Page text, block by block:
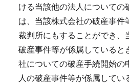
ける当該他の法人についての
は、当該株式会社の破産事
裁判所にもすることができ、
破産事件等が係属していると
社についての破産手続開始の
人の破産事件等が係属してい